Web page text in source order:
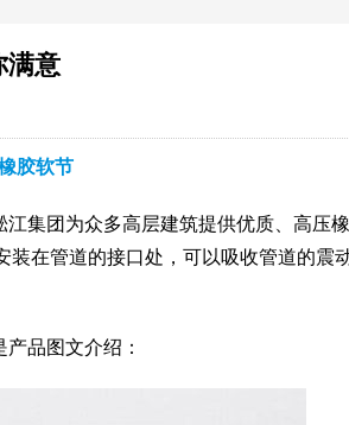
满意
胶软节
集团为众多高层建筑提供优质、高压
在管道的接口处，可以吸收管道的震
品图文介绍：